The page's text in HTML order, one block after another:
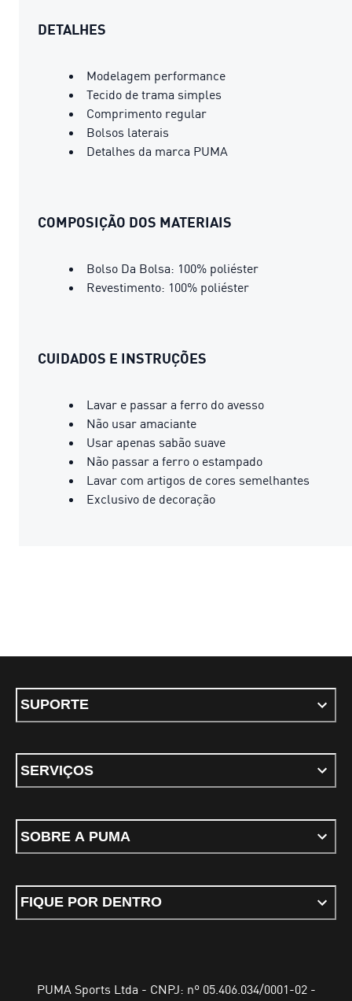
DETALHES
Modelagem performance
Tecido de trama simples
Comprimento regular
Bolsos laterais
Detalhes da marca PUMA
COMPOSIÇÃO DOS MATERIAIS
Bolso Da Bolsa: 100% poliéster
Revestimento: 100% poliéster
CUIDADOS E INSTRUÇÕES
Lavar e passar a ferro do avesso
Não usar amaciante
Usar apenas sabão suave
Não passar a ferro o estampado
Lavar com artigos de cores semelhantes
Exclusivo de decoração
SUPORTE
SERVIÇOS
SOBRE A PUMA
FIQUE POR DENTRO
PUMA Sports Ltda - CNPJ: nº 05.406.034/0001-02 -